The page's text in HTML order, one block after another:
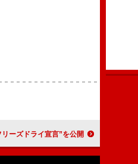
く」MV＆“フリーズドライ宣言”を公開